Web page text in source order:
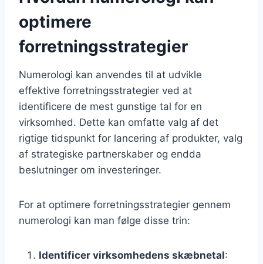
optimere
forretningsstrategier
Numerologi kan anvendes til at udvikle
effektive forretningsstrategier ved at
identificere de mest gunstige tal for en
virksomhed. Dette kan omfatte valg af det
rigtige tidspunkt for lancering af produkter, valg
af strategiske partnerskaber og endda
beslutninger om investeringer.
For at optimere forretningsstrategier gennem
numerologi kan man følge disse trin:
Identificer virksomhedens skæbnetal: